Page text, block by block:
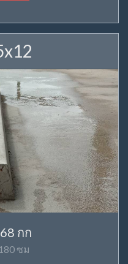
กก
ซม